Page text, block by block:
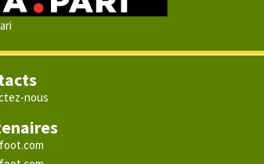
nous